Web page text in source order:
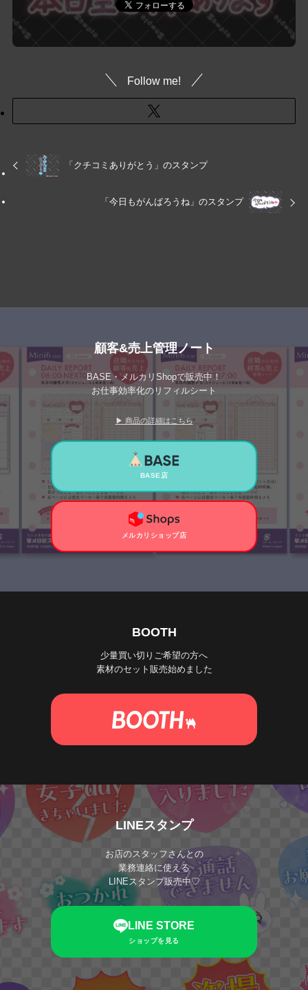
Follow me!
「クチコミありがとう」のスタンプ
「今日もがんばろうね」のスタンプ
顧客&売上管理ノート
BASE・メルカリShopで販売中！
お仕事効率化のリフィルシート
▶ 商品の詳細はこちら
BASE店
メルカリショップ店
BOOTH
少量買い切りご希望の方へ
素材のセット販売始めました
LINEスタンプ
お店のスタッフさんとの
業務連絡に使える
LINEスタンプ販売中♡
LINE STORE
ショップを見る